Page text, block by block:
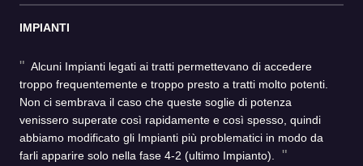
IMPIANTI
Alcuni Impianti legati ai tratti permettevano di accedere
troppo frequentemente e troppo presto a tratti molto potenti.
Non ci sembrava il caso che queste soglie di potenza
venissero superate così rapidamente e così spesso, quindi
abbiamo modificato gli Impianti più problematici in modo da
farli apparire solo nella fase 4-2 (ultimo Impianto).